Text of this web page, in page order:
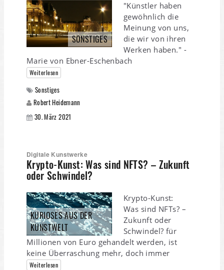
SONSTIGES
"Künstler haben
gewöhnlich die
Meinung von uns,
die wir von ihren
Werken haben." -
Marie von Ebner-Eschenbach
Weiterlesen
Sonstiges
Robert Heidemann
30. März 2021
Digitale Kunstwerke
Krypto-Kunst: Was sind NFTS? – Zukunft
oder Schwindel?
KURIOSES AUS DER
KUNSTWELT
Krypto-Kunst:
Was sind NFTs? –
Zukunft oder
Schwindel? für
Millionen von Euro gehandelt werden, ist
keine Überraschung mehr, doch immer
Weiterlesen